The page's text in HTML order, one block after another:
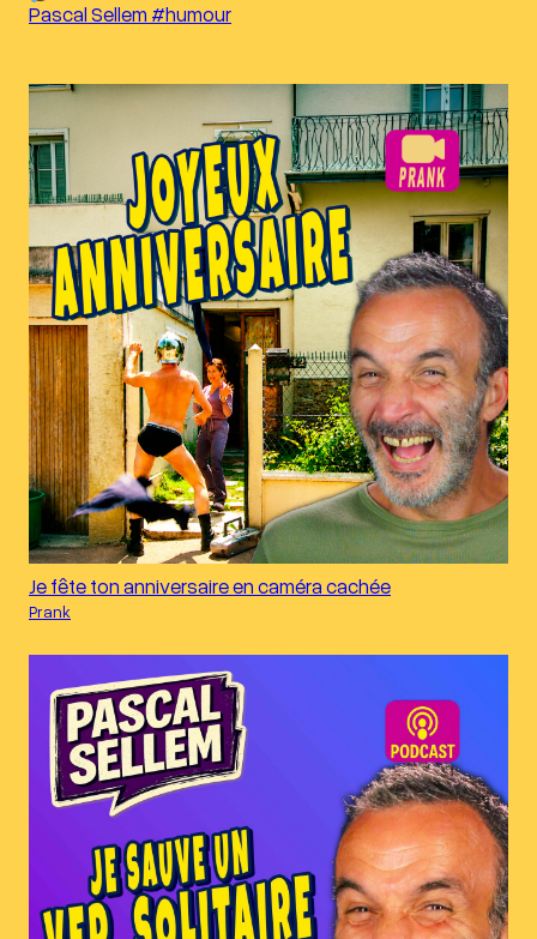
Pascal Sellem #humour
Je fête ton anniversaire en caméra cachée
Prank